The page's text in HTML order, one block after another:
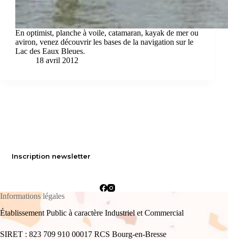
En optimist, planche à voile, catamaran, kayak de mer ou
aviron, venez découvrir les bases de la navigation sur le
Lac des Eaux Bleues.
18 avril 2012
Inscription newsletter
Informations légales
Établissement Public à caractère Industriel et Commercial
SIRET : 823 709 910 00017 RCS Bourg-en-Bresse